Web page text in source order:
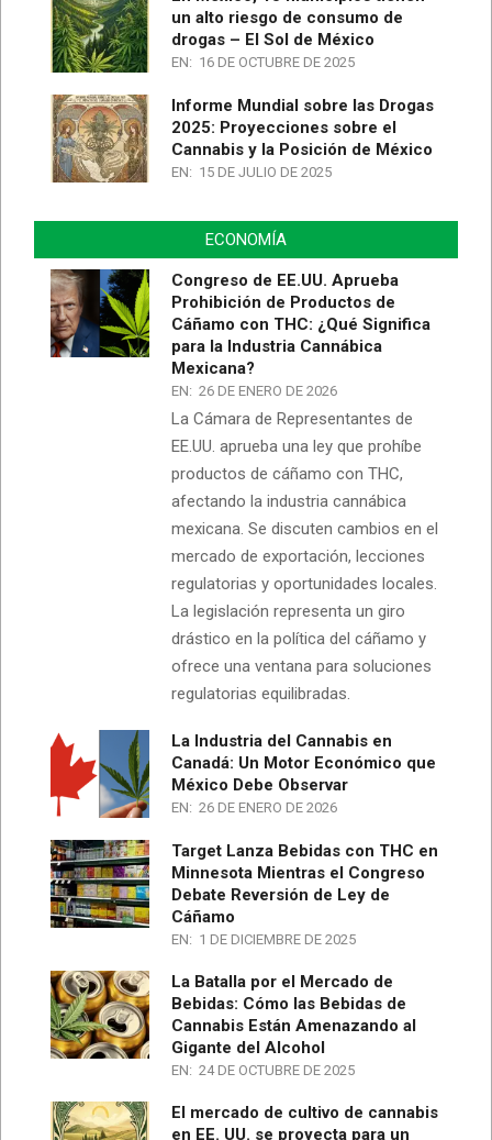
un alto riesgo de consumo de
drogas – El Sol de México
EN: 16 DE OCTUBRE DE 2025
Informe Mundial sobre las Drogas
2025: Proyecciones sobre el
Cannabis y la Posición de México
EN: 15 DE JULIO DE 2025
ECONOMÍA
Congreso de EE.UU. Aprueba
Prohibición de Productos de
Cáñamo con THC: ¿Qué Significa
para la Industria Cannábica
Mexicana?
EN: 26 DE ENERO DE 2026
La Cámara de Representantes de
EE.UU. aprueba una ley que prohíbe
productos de cáñamo con THC,
afectando la industria cannábica
mexicana. Se discuten cambios en el
mercado de exportación, lecciones
regulatorias y oportunidades locales.
La legislación representa un giro
drástico en la política del cáñamo y
ofrece una ventana para soluciones
regulatorias equilibradas.
La Industria del Cannabis en
Canadá: Un Motor Económico que
México Debe Observar
EN: 26 DE ENERO DE 2026
Target Lanza Bebidas con THC en
Minnesota Mientras el Congreso
Debate Reversión de Ley de
Cáñamo
EN: 1 DE DICIEMBRE DE 2025
La Batalla por el Mercado de
Bebidas: Cómo las Bebidas de
Cannabis Están Amenazando al
Gigante del Alcohol
EN: 24 DE OCTUBRE DE 2025
El mercado de cultivo de cannabis
en EE. UU. se proyecta para un